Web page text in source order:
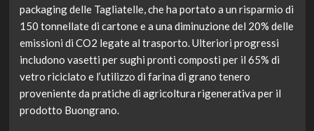
packaging delle Tagliatelle, che ha portato a un risparmio di
150 tonnellate di cartone e a una diminuzione del 20% delle
emissioni di CO2 legate al trasporto. Ulteriori progressi
includono vasetti per sughi pronti composti per il 65% di
vetro riciclato e l’utilizzo di farina di grano tenero
proveniente da pratiche di agricoltura rigenerativa per il
prodotto Buongrano.